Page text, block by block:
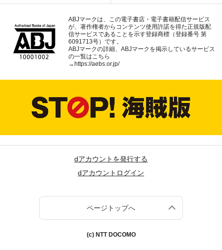
ABJマークは、この電子書店・電子書籍配信サービス
が、著作権者からコンテンツ使用許諾を得た正規版配
信サービスであることを示す登録商標（登録番号 第
6091713号）です。
ABJマークの詳細、ABJマークを掲示しているサービス
の一覧はこちら
→ https://aebs.or.jp/
dアカウントを発行する
dアカウントログイン
ページトップへ
(c) NTT DOCOMO